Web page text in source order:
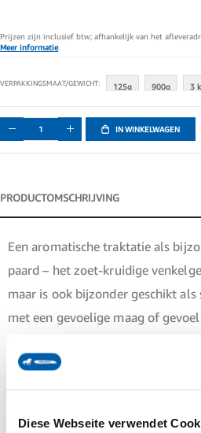
Diese Webseite verwendet
Prijzen zijn inclusief btw; afhankelijk van het
Meer informatie.
VERPAKKINGSMAAT/GEWICHT 125g 900g 3
IN WINKELWAGEN
PRODUCTOMSCHRIJVING
Productomschrijving
Een aromatische traktatie als
paard – het zoet-kruidige
maar is ook bijzonder geschikt als
met een gevoelige maag of
natuurlijk.
Wat zijn